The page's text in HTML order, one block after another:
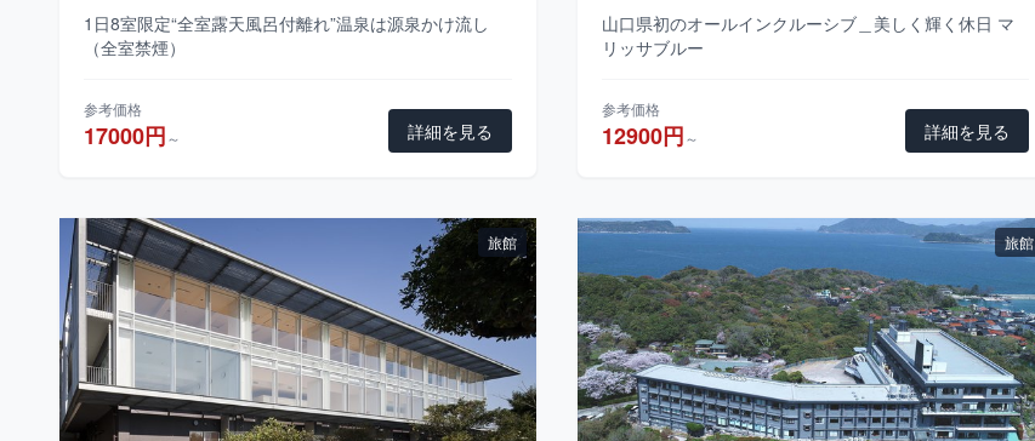
1日8室限定“全室露天風呂付離れ”温泉は源泉かけ流し
（全室禁煙）
参考価格
17000円～ 詳細を見る
山口県初のオールインクルーシブ＿美しく輝く休日 マ
リッサブルー
参考価格
12900円～ 詳細を見る
旅館 旅館